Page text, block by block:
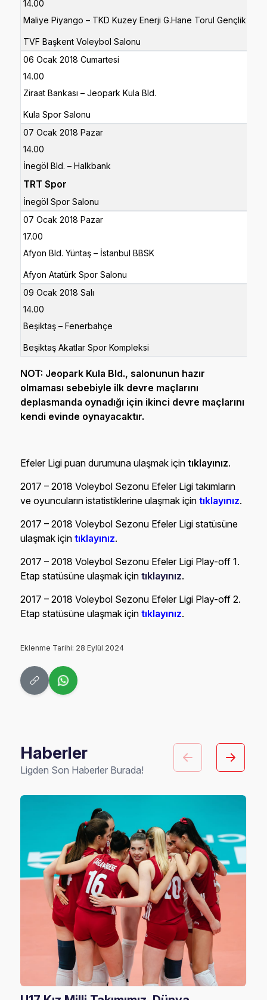
14.00
Maliye Piyango – TKD Kuzey Enerji G.Hane Torul Gençlik
TVF Başkent Voleybol Salonu
06 Ocak 2018 Cumartesi
14.00
Ziraat Bankası – Jeopark Kula Bld.
Kula Spor Salonu
07 Ocak 2018 Pazar
14.00
İnegöl Bld. – Halkbank
TRT Spor
İnegöl Spor Salonu
07 Ocak 2018 Pazar
17.00
Afyon Bld. Yüntaş – İstanbul BBSK
Afyon Atatürk Spor Salonu
09 Ocak 2018 Salı
14.00
Beşiktaş – Fenerbahçe
Beşiktaş Akatlar Spor Kompleksi
NOT: Jeopark Kula Bld., salonunun hazır
olmaması sebebiyle ilk devre maçlarını
deplasmanda oynadığı için ikinci devre maçlarını
kendi evinde oynayacaktır.
Efeler Ligi puan durumuna ulaşmak içintıklayınız.
2017 – 2018 Voleybol Sezonu Efeler Ligi takımların
ve oyuncuların istatistiklerine ulaşmak içintıklayınız.
2017 – 2018 Voleybol Sezonu Efeler Ligi statüsüne
ulaşmak içintıklayınız.
2017 – 2018 Voleybol Sezonu Efeler Ligi Play-off 1.
Etap statüsüne ulaşmak içintıklayınız.
2017 – 2018 Voleybol Sezonu Efeler Ligi Play-off 2.
Etap statüsüne ulaşmak içintıklayınız.
Eklenme Tarihi: 28 Eylül 2024
Haberler
Ligden Son Haberler Burada!